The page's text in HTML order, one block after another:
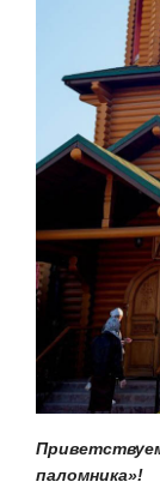
паломника»!